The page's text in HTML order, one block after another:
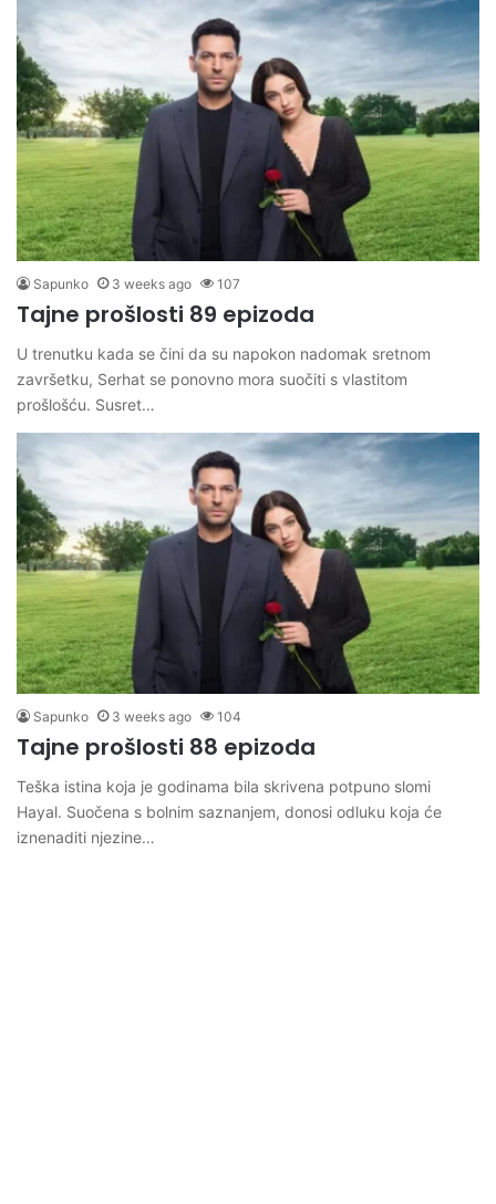
Sapunko 3 weeks ago 107
Tajne prošlosti 89 epizoda
U trenutku kada se čini da su napokon nadomak sretnom
završetku, Serhat se ponovno mora suočiti s vlastitom
prošlošću. Susret…
Sapunko 3 weeks ago 104
Tajne prošlosti 88 epizoda
Teška istina koja je godinama bila skrivena potpuno slomi
Hayal. Suočena s bolnim saznanjem, donosi odluku koja će
iznenaditi njezine…